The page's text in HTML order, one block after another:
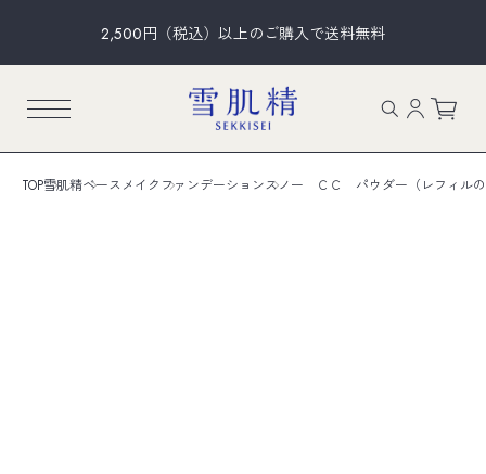
2,500円（税込）以上のご購入で送料無料
TOP雪肌精ベースメイク ファンデーションスノー ＣＣ パウダー（レフィル